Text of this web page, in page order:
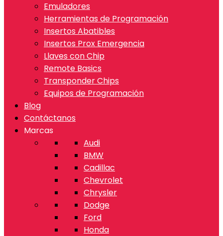
Emuladores
Herramientas de Programación
Insertos Abatibles
Insertos Prox Emergencia
Llaves con Chip
Remote Basics
Transponder Chips
Equipos de Programación
Blog
Contáctanos
Marcas
Audi
BMW
Cadillac
Chevrolet
Chrysler
Dodge
Ford
Honda